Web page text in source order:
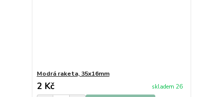
Modrá raketa, 35x16mm
2 Kč skladem 26